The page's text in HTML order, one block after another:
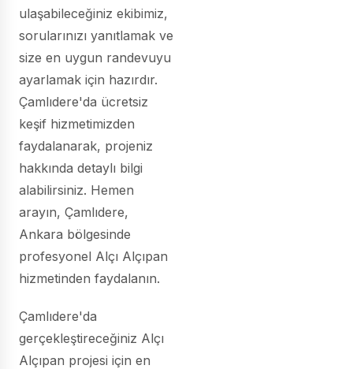
ulaşabileceğiniz ekibimiz,
sorularınızı yanıtlamak ve
size en uygun randevuyu
ayarlamak için hazırdır.
Çamlıdere'da ücretsiz
keşif hizmetimizden
faydalanarak, projeniz
hakkında detaylı bilgi
alabilirsiniz. Hemen
arayın, Çamlıdere,
Ankara bölgesinde
profesyonel Alçı Alçıpan
hizmetinden faydalanın.
Çamlıdere'da
gerçekleştireceğiniz Alçı
Alçıpan projesi için en